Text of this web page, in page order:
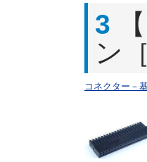
3
ン
コネクター－